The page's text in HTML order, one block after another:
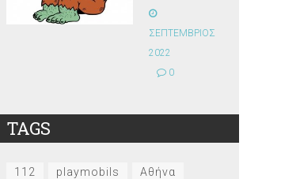
ΣΕΠΤΕΜΒΡΙΟΣ
2022
0
TAGS
112 playmobils
Αθήνα